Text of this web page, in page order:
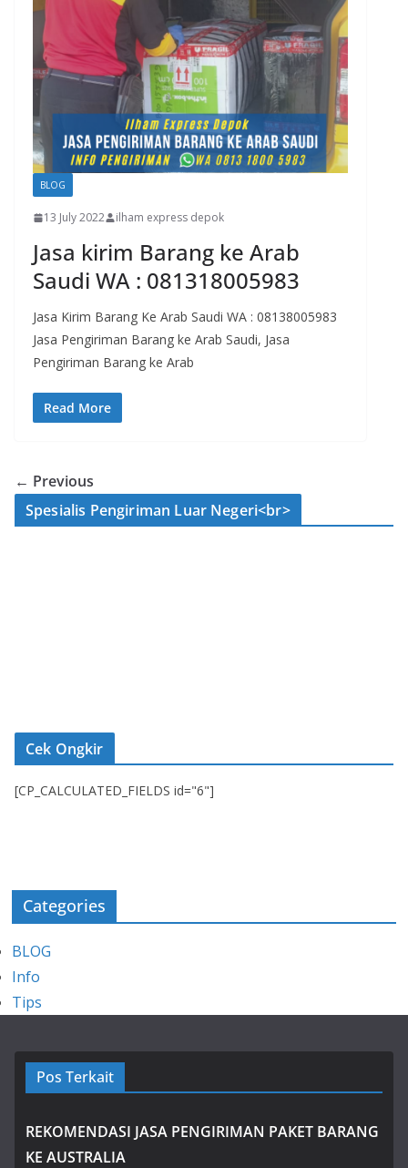
BLOG
13 July 2022 ilham express depok
Jasa kirim Barang ke Arab
Saudi WA : 081318005983
Jasa Kirim Barang Ke Arab Saudi WA : 08138005983
Jasa Pengiriman Barang ke Arab Saudi, Jasa
Pengiriman Barang ke Arab
Read More
← Previous
Spesialis Pengiriman Luar Negeri<br>
Cek Ongkir
[CP_CALCULATED_FIELDS id="6"]
Categories
BLOG
Info
Tips
Pos Terkait
REKOMENDASI JASA PENGIRIMAN PAKET BARANG
KE AUSTRALIA